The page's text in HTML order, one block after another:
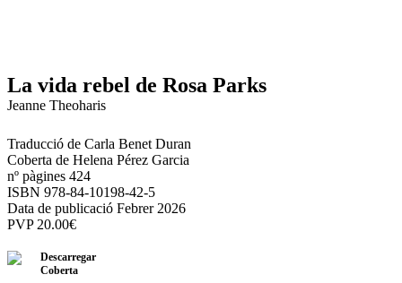
La vida rebel de Rosa Parks
Jeanne Theoharis
Traducció de Carla Benet Duran
Coberta de Helena Pérez Garcia
nº pàgines 424
ISBN 978-84-10198-42-5
Data de publicació Febrer 2026
PVP20.00€
Descarregar
Coberta